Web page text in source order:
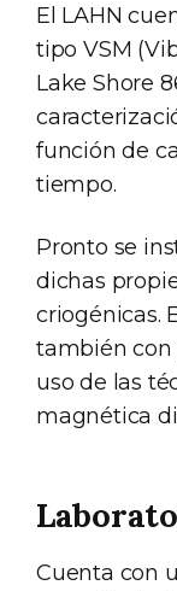
El LAHN
tipo VSM
Lake Shore
función de
tiempo.
Pronto se
dichas
criogénicas.
también con
uso de las
magnética
Cuenta con